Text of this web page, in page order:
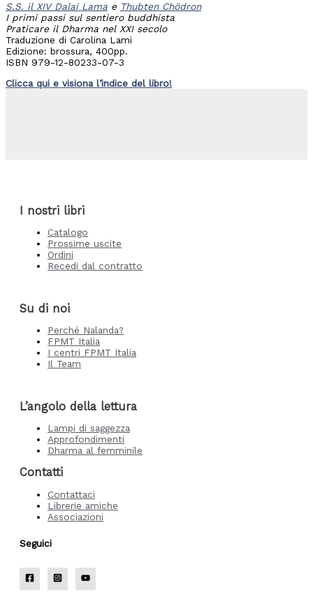
S.S. il XIV Dalai Lama e Thubten Chödron
I primi passi sul sentiero buddhista
Praticare il Dharma nel XXI secolo
Traduzione di Carolina Lami
Edizione: brossura, 400pp.
ISBN 979-12-80233-07-3
Clicca qui e visiona l’indice del libro!
I nostri libri
Catalogo
Prossime uscite
Ordini
Recedi dal contratto
Su di noi
Perché Nalanda?
FPMT Italia
I centri FPMT Italia
Il Team
L’angolo della lettura
Lampi di saggezza
Approfondimenti
Dharma al femminile
Contatti
Contattaci
Librerie amiche
Associazioni
Seguici